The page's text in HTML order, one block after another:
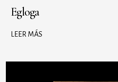
Egloga
LEER MÁS